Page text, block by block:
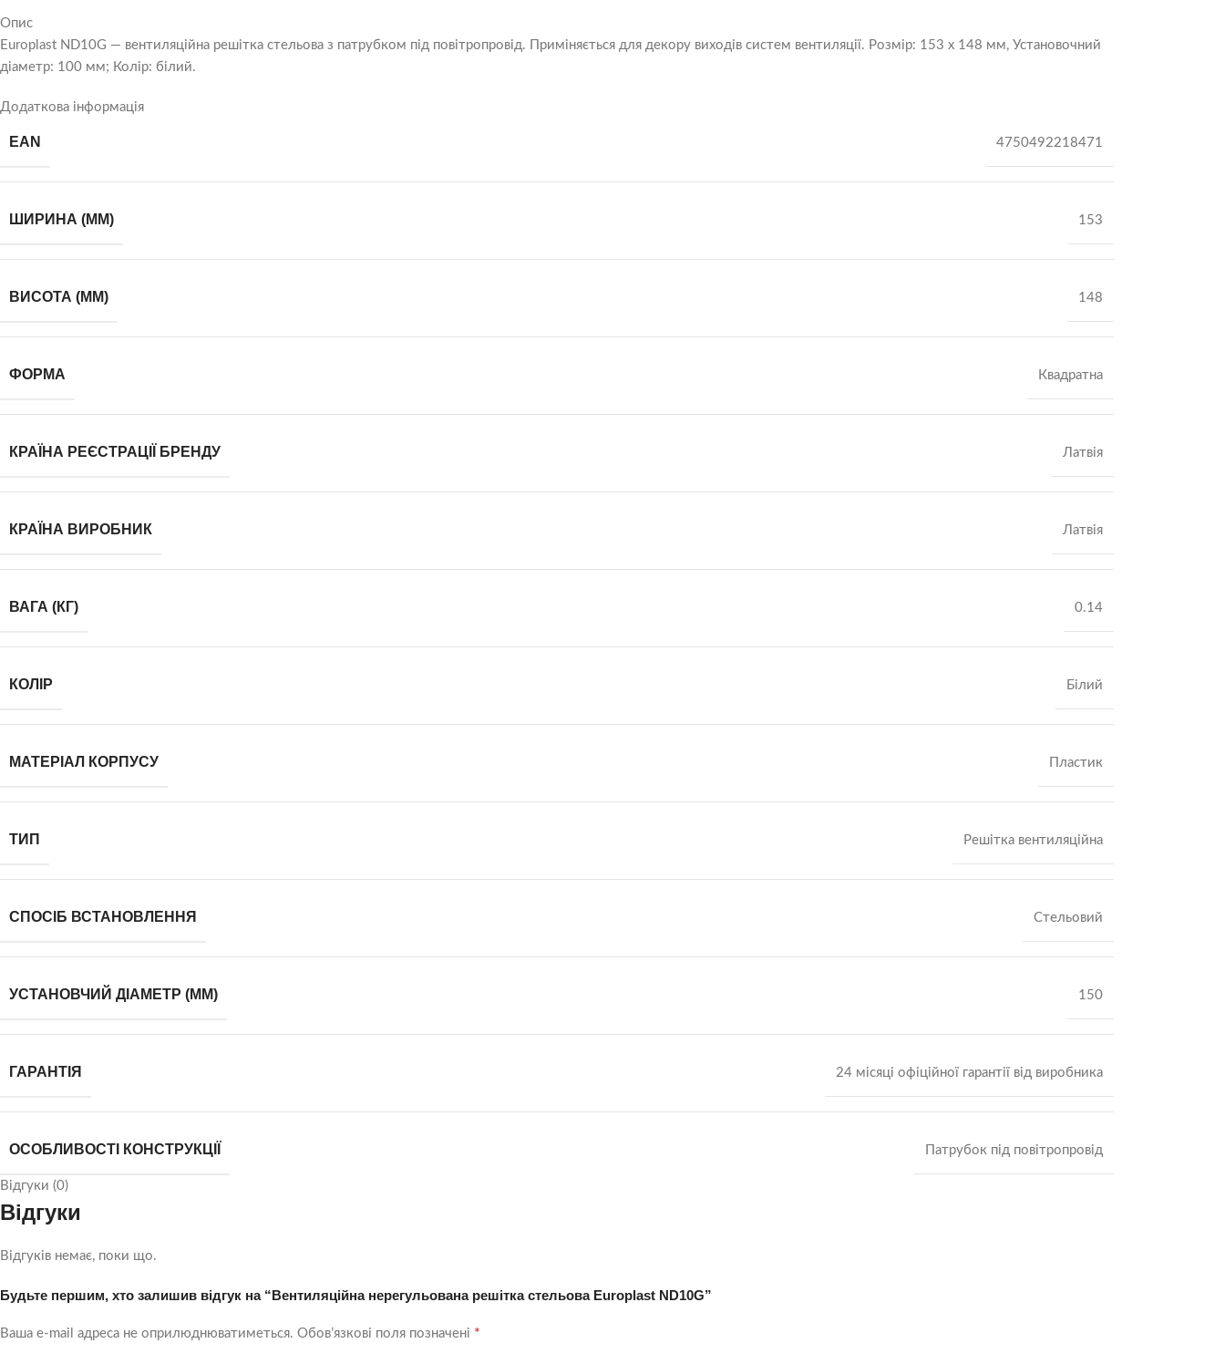
Опис
Europlast ND10G — вентиляційна решітка стельова з патрубком під повітропровід. Приміняється для декору виходів систем вентиляції. Розмір: 153 х 148 мм, Установочний
діаметр: 100 мм; Колір: білий.
Додаткова інформація
EAN 4750492218471
ШИРИНА (ММ) 153
ВИСОТА (ММ) 148
ФОРМА Квадратна
КРАЇНА РЕЄСТРАЦІЇ БРЕНДУ Латвія
КРАЇНА ВИРОБНИК Латвія
ВАГА (КГ) 0.14
КОЛІР Білий
МАТЕРІАЛ КОРПУСУ Пластик
ТИП Решітка вентиляційна
СПОСІБ ВСТАНОВЛЕННЯ Стельовий
УСТАНОВЧИЙ ДІАМЕТР (ММ) 150
ГАРАНТІЯ 24 місяці офіційної гарантії від виробника
ОСОБЛИВОСТІ КОНСТРУКЦІЇ Патрубок під повітропровід
Відгуки (0)
Відгуки
Відгуків немає, поки що.
Будьте першим, хто залишив відгук на “Вентиляційна нерегульована решітка стельова Europlast ND10G”
Ваша e-mail адреса не оприлюднюватиметься. Обов’язкові поля позначені *